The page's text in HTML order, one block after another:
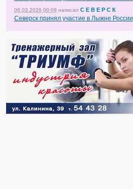
06.03.2026 00:09 написал С Е В Е Р С К
Северск принял участие в Лыжне России